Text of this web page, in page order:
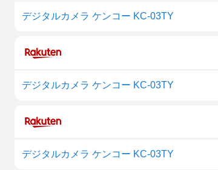
デジタルカメラ ケンコー KC-03TY
デジタルカメラ ケンコー KC-03TY
デジタルカメラ ケンコー KC-03TY